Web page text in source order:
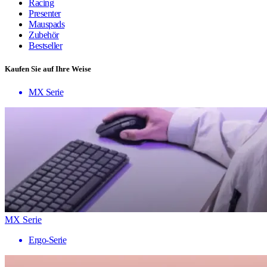
Racing
Presenter
Mauspads
Zubehör
Bestseller
Kaufen Sie auf Ihre Weise
MX Serie
MX Serie
Ergo-Serie